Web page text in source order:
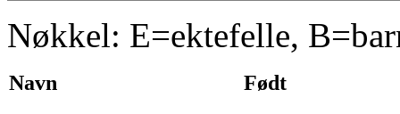
Nøkkel: E=ektefelle,
Navn Født